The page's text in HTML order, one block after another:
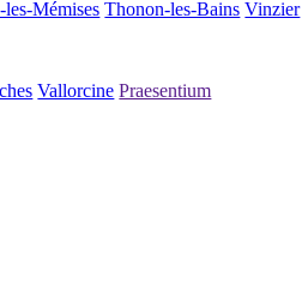
Mémises Thonon-les-Bains Vinzier
Vallorcine Praesentium